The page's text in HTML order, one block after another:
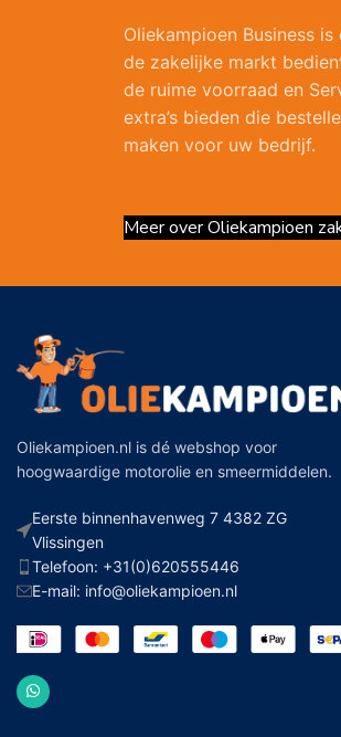
Oliekampioen Business
de zakelijke markt
de ruime voorraad en
extra’s bieden die
maken voor uw bedrijf.
Meer over Oliekampioen
Oliekampioen.nl is dé webshop voor
hoogwaardige motorolie en smeermiddelen.
Eerste binnenhavenweg 7 4382 ZG
Vlissingen
Telefoon: +31(0)620555446
E-mail: info@oliekampioen.nl